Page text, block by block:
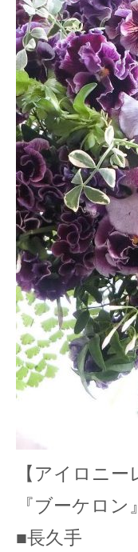
【アイロニー
『ブーケロン』
■長久手